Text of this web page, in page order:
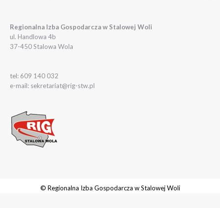
Regionalna Izba Gospodarcza w Stalowej Woli
ul. Handlowa 4b
37-450 Stalowa Wola
tel: 609 140 032
e-mail: sekretariat@rig-stw.pl
© Regionalna Izba Gospodarcza w Stalowej Woli